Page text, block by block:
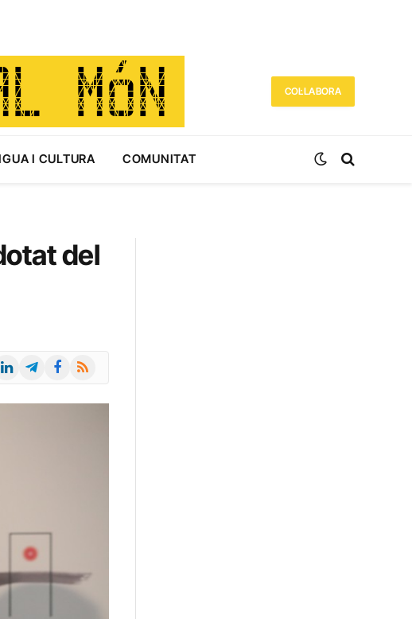
COL·LABORA
I CULTURA COMUNITAT
del
LinkedInTelegramFacebook
RSS